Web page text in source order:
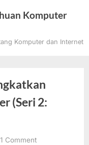
Komputer
Komputer dan Internet
(Seri 2:
1 Commenton